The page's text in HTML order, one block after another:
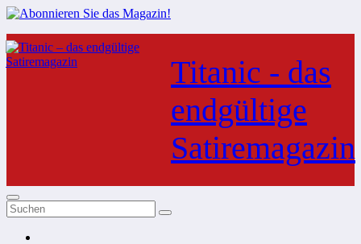
Zum
Inhalt
springen
Titanic - das
endgültige
Satiremagazin